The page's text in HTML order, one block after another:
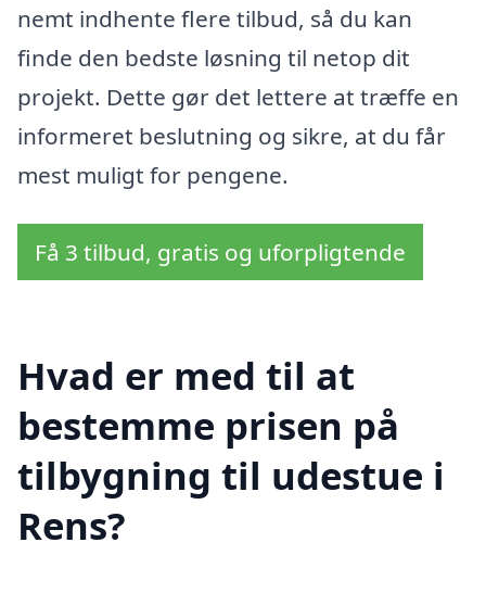
nemt indhente flere tilbud, så du kan
finde den bedste løsning til netop dit
projekt. Dette gør det lettere at træffe en
informeret beslutning og sikre, at du får
mest muligt for pengene.
Få 3 tilbud, gratis og uforpligtende
Hvad er med til at
bestemme prisen på
tilbygning til udestue i
Rens?